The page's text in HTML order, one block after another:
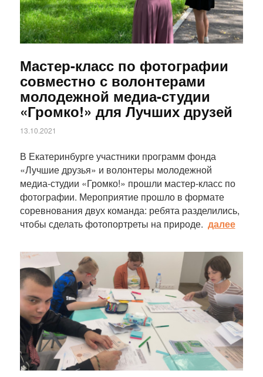
Мастер-класс по фотографии
совместно с волонтерами
молодежной медиа-студии
«Громко!» для Лучших друзей
13.10.2021
В Екатеринбурге участники программ фонда
«Лучшие друзья» и волонтеры молодежной
медиа-студии «Громко!» прошли мастер-класс по
фотографии. Мероприятие прошло в формате
соревнования двух команда: ребята разделились,
чтобы сделать фотопортреты на природе. далее
Статья